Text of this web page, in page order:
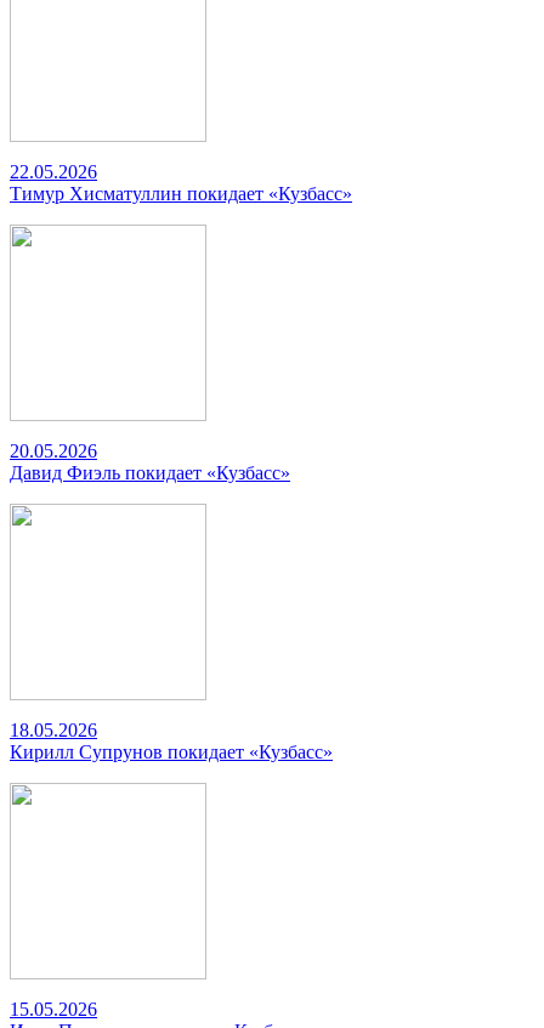
22.05.2026
Тимур Хисматуллин покидает «Кузбасс»
20.05.2026
Давид Фиэль покидает «Кузбасс»
18.05.2026
Кирилл Супрунов покидает «Кузбасс»
15.05.2026